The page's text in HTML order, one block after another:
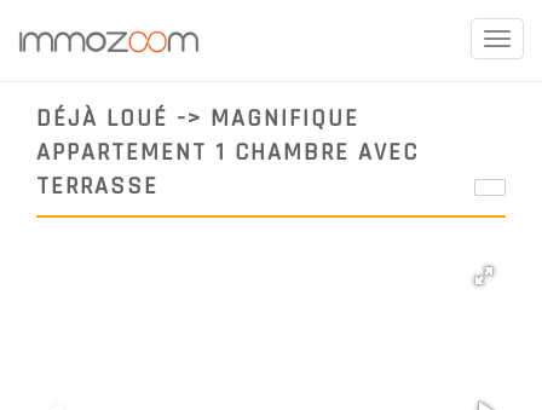
Toggle
DÉJÀ LOUÉ -> MAGNIFIQUE
APPARTEMENT 1 CHAMBRE AVEC
TERRASSE